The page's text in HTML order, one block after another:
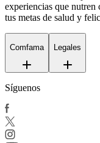
experiencias que nutren
tus metas de salud y
Comfama Legales
Síguenos